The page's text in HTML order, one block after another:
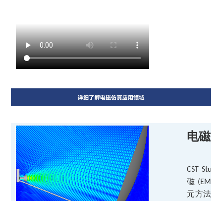
电磁
CST
磁 (EM)
元方法